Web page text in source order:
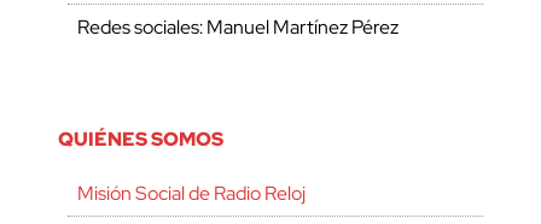
Redes sociales: Manuel Martínez Pérez
QUIÉNES SOMOS
Misión Social de Radio Reloj